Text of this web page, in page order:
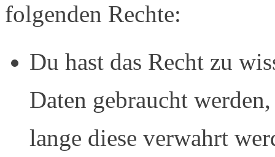
folgenden Rechte:
Du hast das Recht zu
Daten gebraucht
lange diese verwahrt